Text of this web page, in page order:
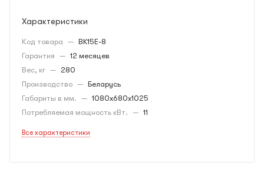
Характеристики
Код товара — BK15E-8
Гарантия — 12 месяцев
Вес, кг — 280
Производство — Беларусь
Габариты в мм. — 1080x680x1025
Потребляемая мощность кВт. — 11
Все характеристики